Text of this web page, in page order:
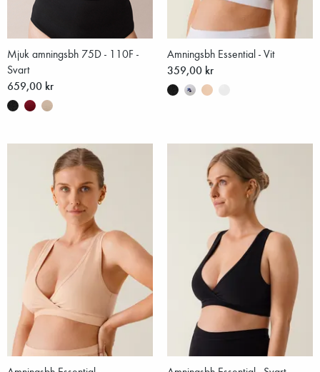
Mjuk amningsbh 75D - 110F -
Svart
659,00 kr
Amningsbh Essential - Vit
359,00 kr